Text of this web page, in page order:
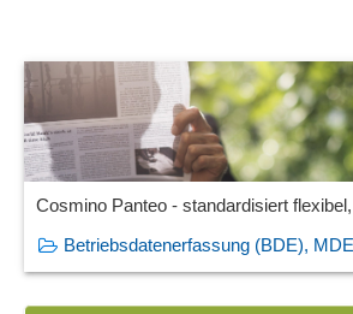
Cosmino Panteo - standardisiert
Betriebsdatenerfassung (BDE),